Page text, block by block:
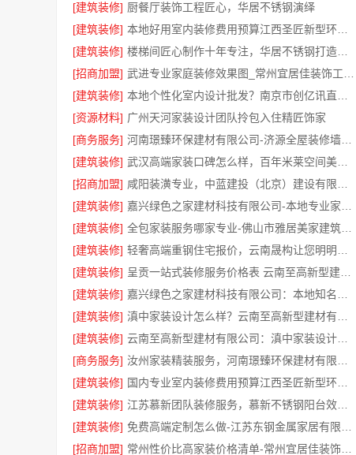
[建筑装修] 厨餐厅装饰工程匠心，华居不锈钢演绎
[建筑装修]
[建筑装修]
[招商加盟]
[建筑装修]
[资源材料] 广州天河家装设计团队拎包入住精匠饰家
[商务服务]
[建筑装修]
[招商加盟]
[建筑装修]
[建筑装修]
[建筑装修]
[建筑装修]
[建筑装修]
[建筑装修]
[建筑装修]
[商务服务]
[建筑装修]
[建筑装修]
[建筑装修]
[招商加盟]